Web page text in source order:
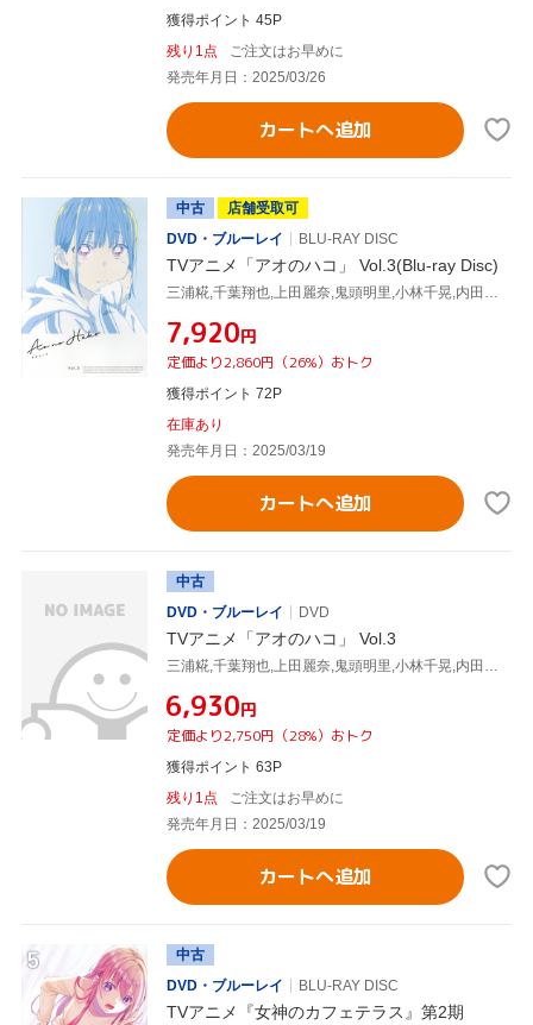
獲得ポイント 45P
残り1点
ご注文はお早めに
発売年月日：2025/03/26
カートへ追加
中古
店舗受取可
DVD・ブルーレイ
BLU-RAY DISC
TVアニメ「アオのハコ」 Vol.3(Blu-ray Disc)
¥7,920円
定価より2,860円（26%）おトク
獲得ポイント 72P
在庫あり
発売年月日：2025/03/19
カートへ追加
中古
DVD・ブルーレイ
DVD
TVアニメ「アオのハコ」 Vol.3
¥6,930円
定価より2,750円（28%）おトク
獲得ポイント 63P
残り1点
ご注文はお早めに
発売年月日：2025/03/19
カートへ追加
中古
DVD・ブルーレイ
BLU-RAY DISC
TVアニメ『女神のカフェテラス』第2期